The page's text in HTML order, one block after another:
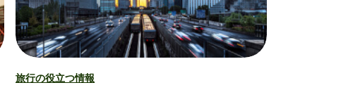
旅行の役立つ情報